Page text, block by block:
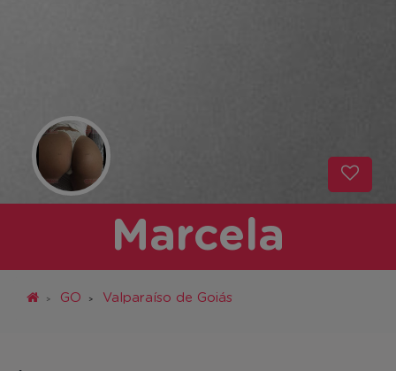
Marcela
GO Valparaíso de Goiás